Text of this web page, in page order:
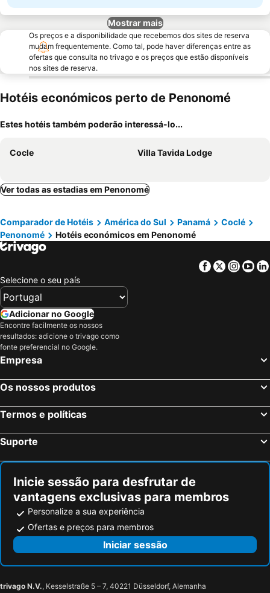
Mostrar mais
Os preços e a disponibilidade que recebemos dos sites de reserva
mudam frequentemente. Como tal, pode haver diferenças entre as
ofertas que consulta no trivago e os preços que estão disponíveis
nos sites de reserva.
Hotéis económicos perto de Penonomé
Estes hotéis também poderão interessá-lo...
Cocle Villa Tavida Lodge
Ver todas as estadias em Penonomé
Comparador de Hotéis América do Sul Panamá
Coclé
Penonomé
Hotéis económicos em Penonomé
Facebook
Twitter
Selecione o seu país
Adicionar no Google
Encontre facilmente os nossos
resultados: adicione o trivago como
fonte preferencial no Google.
Empresa
Os nossos produtos
Termos e políticas
Suporte
Inicie sessão para desfrutar de
vantagens exclusivas para membros
Personalize a sua experiência
Ofertas e preços para membros
Iniciar sessão
trivago N.V., Kesselstraße 5 – 7, 40221 Düsseldorf, Alemanha